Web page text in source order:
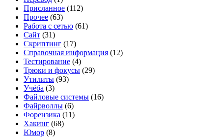
Присланное (112)
Прочее (63)
Работа с сетью (61)
Сайт (31)
Скриптинг (17)
Справочная информация (12)
Тестирование (4)
Трюки и фокусы (29)
Утилиты (93)
Учёба (3)
Файловые системы (16)
Файрволлы (6)
Форензика (11)
Хакинг (68)
Юмор (8)